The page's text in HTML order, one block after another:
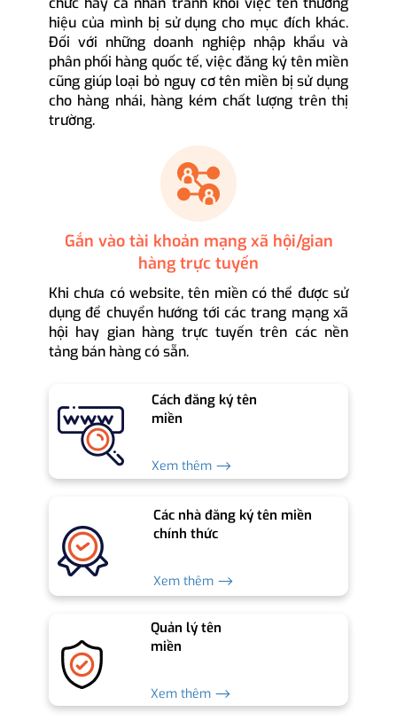
hiệu của mình bị sử dụng cho mục đích khác.
Đối với những doanh nghiệp nhập khẩu và
phân phối hàng quốc tế, việc đăng ký tên miền
cũng giúp loại bỏ nguy cơ tên miền bị sử dụng
cho hàng nhái, hàng kém chất lượng trên thị
trường.
Gắn vào tài khoản mạng xã hội/gian
hàng trực tuyến
Khi chưa có website, tên miền có thể được sử
dụng để chuyển hướng tới các trang mạng xã
hội hay gian hàng trực tuyến trên các nền
tảng bán hàng có sẵn.
Cách đăng ký tên
miền
Xem thêm ⟶
Các nhà đăng ký tên miền
chính thức
Xem thêm ⟶
Quản lý tên
miền
Xem thêm ⟶